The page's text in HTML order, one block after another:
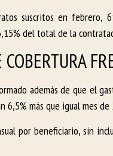
suscritos en febrero,
del total de la
COBERTURA
además de que el
6,5% más que igual mes de
por beneficiario, sin